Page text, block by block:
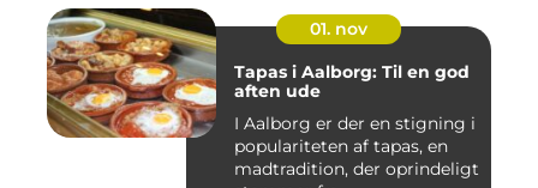
01. nov
Tapas i Aalborg: Til en god
aften ude
I Aalborg er der en stigning i
populariteten af tapas, en
madtradition, der oprindeligt